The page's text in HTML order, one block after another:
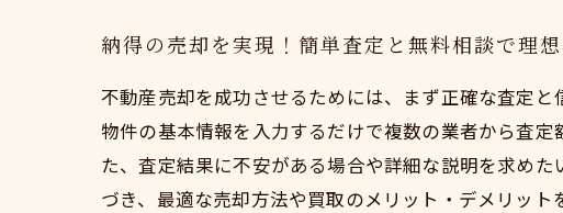
納得の売却を実現！簡単査定と無料相談で理
不動産売却を成功させるためには、まず正確な査定
物件の基本情報を入力するだけで複数の業者から査
た、査定結果に不安がある場合や詳細な説明を求め
づき、最適な売却方法や買取のメリット・デメリッ